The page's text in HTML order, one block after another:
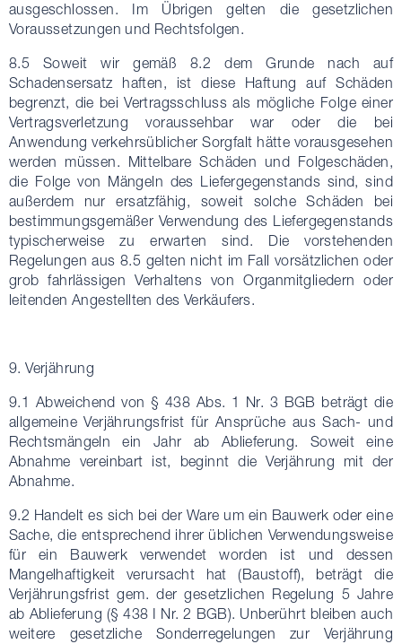
ausgeschlossen. Im Übrigen gelten die gesetzlichen
Voraussetzungen und Rechtsfolgen.
8.5 Soweit wir gemäß 8.2 dem Grunde nach auf
Schadensersatz haften, ist diese Haftung auf Schäden
begrenzt, die bei Vertragsschluss als mögliche Folge einer
Vertragsverletzung voraussehbar war oder die bei
Anwendung verkehrsüblicher Sorgfalt hätte vorausgesehen
werden müssen. Mittelbare Schäden und Folgeschäden,
die Folge von Mängeln des Liefergegenstands sind, sind
außerdem nur ersatzfähig, soweit solche Schäden bei
bestimmungsgemäßer Verwendung des Liefergegenstands
typischerweise zu erwarten sind. Die vorstehenden
Regelungen aus 8.5 gelten nicht im Fall vorsätzlichen oder
grob fahrlässigen Verhaltens von Organmitgliedern oder
leitenden Angestellten des Verkäufers.
9. Verjährung
9.1 Abweichend von § 438 Abs. 1 Nr. 3 BGB beträgt die
allgemeine Verjährungsfrist für Ansprüche aus Sach- und
Rechtsmängeln ein Jahr ab Ablieferung. Soweit eine
Abnahme vereinbart ist, beginnt die Verjährung mit der
Abnahme.
9.2 Handelt es sich bei der Ware um ein Bauwerk oder eine
Sache, die entsprechend ihrer üblichen Verwendungsweise
für ein Bauwerk verwendet worden ist und dessen
Mangelhaftigkeit verursacht hat (Baustoff), beträgt die
Verjährungsfrist gem. der gesetzlichen Regelung 5 Jahre
ab Ablieferung (§ 438 I Nr. 2 BGB). Unberührt bleiben auch
weitere gesetzliche Sonderregelungen zur Verjährung